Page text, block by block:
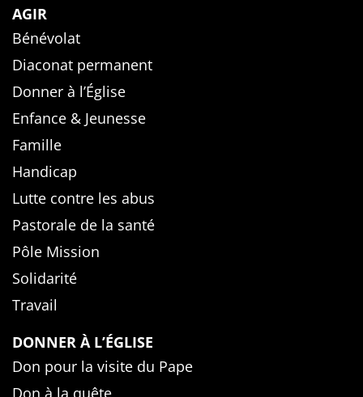
AGIR
Bénévolat
Diaconat permanent
Donner à l’Église
Enfance & Jeunesse
Famille
Handicap
Lutte contre les abus
Pastorale de la santé
Pôle Mission
Solidarité
Travail
DONNER À L’ÉGLISE
Don pour la visite du Pape
Don à la quête